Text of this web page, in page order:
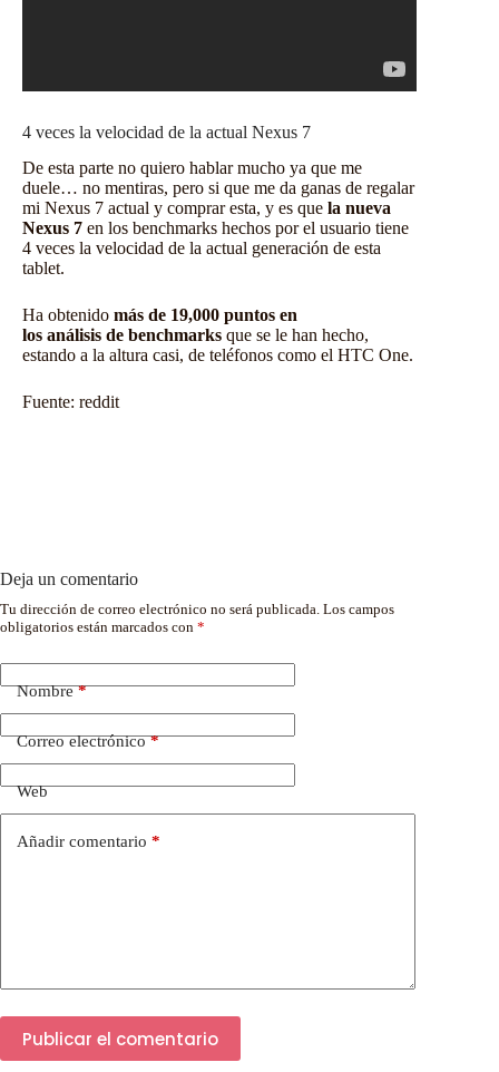
4 veces la velocidad de la actual Nexus 7
De esta parte no quiero hablar mucho ya que me
duele… no mentiras, pero si que me da ganas de regalar
mi Nexus 7 actual y comprar esta, y es que la nueva
Nexus 7 en los benchmarks hechos por el usuario tiene
4 veces la velocidad de la actual generación de esta
tablet.
Ha obtenido más de 19,000 puntos en
los análisis de benchmarks que se le han hecho,
estando a la altura casi, de teléfonos como el HTC One.
Fuente: reddit
Deja un comentario
Tu dirección de correo electrónico no será publicada. Los campos
obligatorios están marcados con *
Nombre*
Correo electrónico*
Web
Añadir comentario *
Publicar el comentario